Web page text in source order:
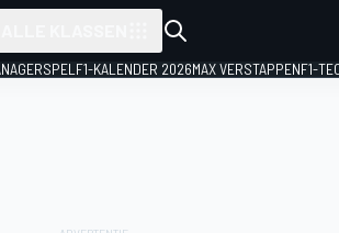
F1-KALENDER 2026MAX VERSTAPPENF1-